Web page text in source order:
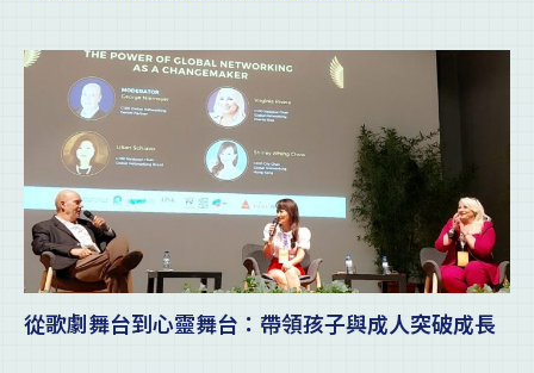
從歌劇舞台到心靈舞台：帶領孩子與成人突破成長